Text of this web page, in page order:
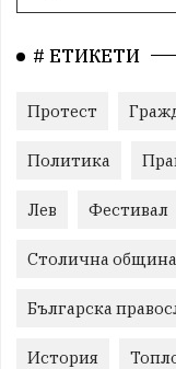
# ЕТИКЕТИ
Протест
Политика
Лев Фестивал
Столична община
Българска
История